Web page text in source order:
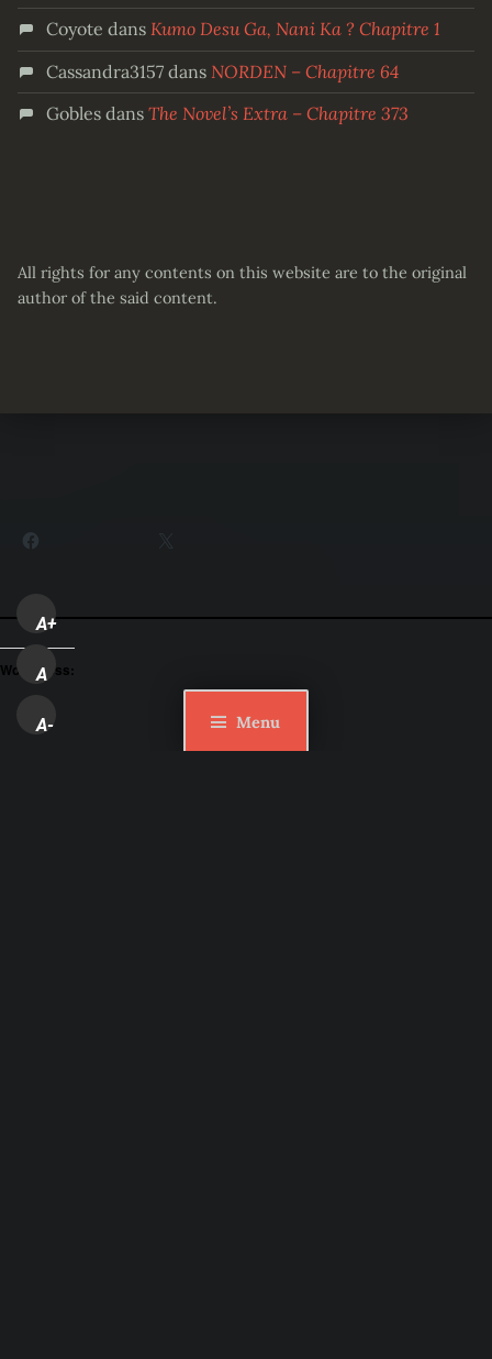
Menu
Coyote dans Kumo Desu Ga, Nani Ka ? Chapitre 1
Cassandra3157dans NORDEN – Chapitre 64
Goblesdans The Novel’s Extra – Chapitre 373
All rights for any contents on this website are to the original
author of the said content.
A+
A
A-
WordPress: